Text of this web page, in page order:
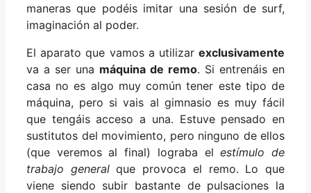
maneras que podéis imitar una sesión de surf,
imaginación al poder.
El aparato que vamos a utilizar exclusivamente
va a ser una máquina de remo. Si entrenáis en
casa no es algo muy común tener este tipo de
máquina, pero si vais al gimnasio es muy fácil
que tengáis acceso a una. Estuve pensado en
sustitutos del movimiento, pero ninguno de ellos
(que veremos al final) lograba elestímulo de
trabajo generalque provoca el remo. Lo que
viene siendo subir bastante de pulsaciones la